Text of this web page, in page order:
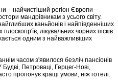
– найчистіший регіон Європи –
мандрівникам з усього світу.
каньйонів і найпівденніших
лікувальних чорних пісків
одним з найважливіших
часом з'явилося безліч пансіонів
Петроваці, Герцег-Нові,
пропонує кращі умови, ніж готелі.